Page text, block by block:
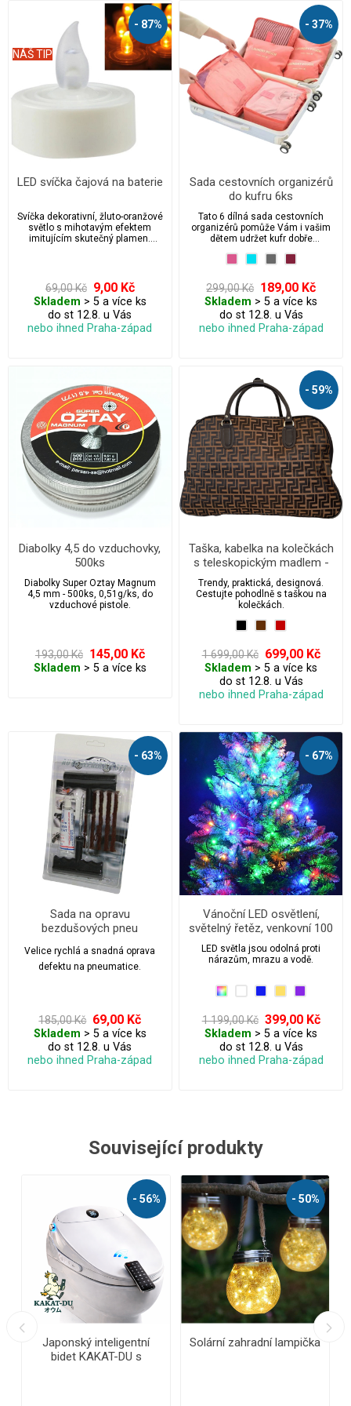
- 87%
NÁŠ TIP
LED svíčka čajová na baterie
Svíčka dekorativní, žluto-oranžové
světlo s mihotavým efektem
imitujícím skutečný plamen.
69,00 Kč 9,00 Kč
Skladem > 5 a více ks
do st 12.8. u Vás
nebo ihned Praha-západ
- 37%
Sada cestovních organizérů
do kufru 6ks
Tato 6 dílná sada cestovních
organizérů pomůže Vám i vašim
dětem udržet kufr dobře
během cestování.
299,00 Kč 189,00 Kč
Skladem > 5 a více ks
do st 12.8. u Vás
nebo ihned Praha-západ
Diabolky 4,5 do vzduchovky,
500ks
Diabolky Super Oztay Magnum
4,5 mm - 500ks, 0,51g/ks, do
vzduchové pistole.
193,00 Kč 145,00 Kč
Skladem > 5 a více ks
- 59%
Taška, kabelka na kolečkách
s teleskopickým madlem -
Zetko
Trendy, praktická, designová.
Cestujte pohodlně s taškou na
kolečkách.
1 699,00 Kč 699,00 Kč
Skladem > 5 a více ks
do st 12.8. u Vás
nebo ihned Praha-západ
- 63%
Sada na opravu
bezdušových pneu
Velice rychlá a snadná oprava
defektu na pneumatice.
185,00 Kč 69,00 Kč
Skladem > 5 a více ks
do st 12.8. u Vás
nebo ihned Praha-západ
- 67%
Vánoční LED osvětlení,
světelný řetěz, venkovní 100
ks/15 m
LED světla jsou odolná proti
nárazům, mrazu a vodě.
1 199,00 Kč 399,00 Kč
Skladem > 5 a více ks
do st 12.8. u Vás
nebo ihned Praha-západ
Související produkty
- 50%
Solární zahradní lampička
- 48%
AKU sada 3v1 – zahradní